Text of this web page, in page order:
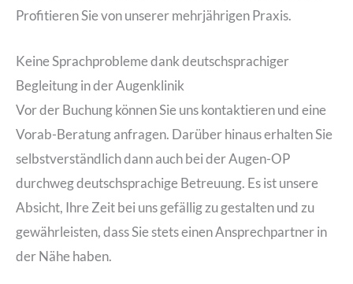
Profitieren Sie von unserer mehrjährigen Praxis.
Keine Sprachprobleme dank deutschsprachiger
Begleitung in der Augenklinik
Vor der Buchung können Sie uns kontaktieren und eine
Vorab-Beratung anfragen. Darüber hinaus erhalten Sie
selbstverständlich dann auch bei der Augen-OP
durchweg deutschsprachige Betreuung. Es ist unsere
Absicht, Ihre Zeit bei uns gefällig zu gestalten und zu
gewährleisten, dass Sie stets einen Ansprechpartner in
der Nähe haben.